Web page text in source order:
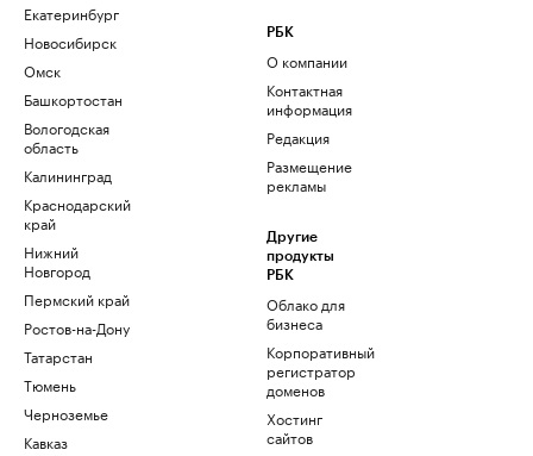
Екатеринбург
Новосибирск
Омск
Башкортостан
Вологодская
область
Калининград
Краснодарский
край
Нижний
Новгород
Пермский край
Ростов-на-Дону
Татарстан
Тюмень
Черноземье
Кавказ
РБК
О компании
Контактная
информация
Редакция
Размещение
рекламы
Другие
продукты
РБК
Облако для
бизнеса
Корпоративный
регистратор
доменов
Хостинг
сайтов